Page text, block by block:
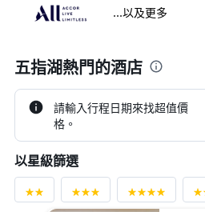
...以及更多
五指湖熱門的酒店
請輸入行程日期來找超值價
格。
以星級篩選